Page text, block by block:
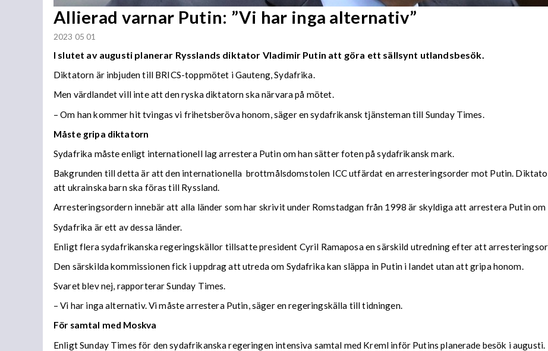
Allierad varnar Putin: ”Vi har inga alternativ”
2023 05 01
I slutet av augusti planerar Rysslands diktator Vladimir Putin att göra ett sällsynt utlandsbesök.
Diktatorn är inbjuden till BRICS-toppmötet i Gauteng, Sydafrika.
Men värdlandet vill inte att den ryska diktatorn ska närvara på mötet.
– Om han kommer hit tvingas vi frihetsberöva honom, säger en sydafrikansk tjänsteman till Sunday Times.
Måste gripa diktatorn
Sydafrika måste enligt internationell lag arrestera Putin om han sätter foten på sydafrikansk mark.
Bakgrunden till detta är att den internationella brottmålsdomstolen ICC utfärdat en arresteringsorder mot Putin.
att ukrainska barn ska föras till Ryssland.
Arresteringsordern innebär att alla länder som har skrivit under Romstadgan från 1998 är skyldiga att arrestera Putin
Sydafrika är ett av dessa länder.
Enligt flera sydafrikanska regeringskällor tillsatte president Cyril Ramaposa en särskild utredning efter att
Den särskilda kommissionen fick i uppdrag att utreda om Sydafrika kan släppa in Putin i landet utan att gripa honom.
Svaret blev nej, rapporterar Sunday Times.
– Vi har inga alternativ. Vi måste arrestera Putin, säger en regeringskälla till tidningen.
För samtal med Moskva
Enligt Sunday Times för den sydafrikanska regeringen intensiva samtal med Kreml inför Putins planerade besök i augusti.